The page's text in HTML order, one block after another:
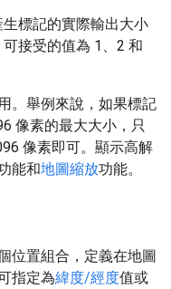
標記的實際輸出大小
接受的值為 1、2 和
。舉例來說，如果標記
像素的最大大小，只
像素即可。顯示高解
能和地圖縮放功能。
位置組合，定義在地圖
指定為緯度/經度值或